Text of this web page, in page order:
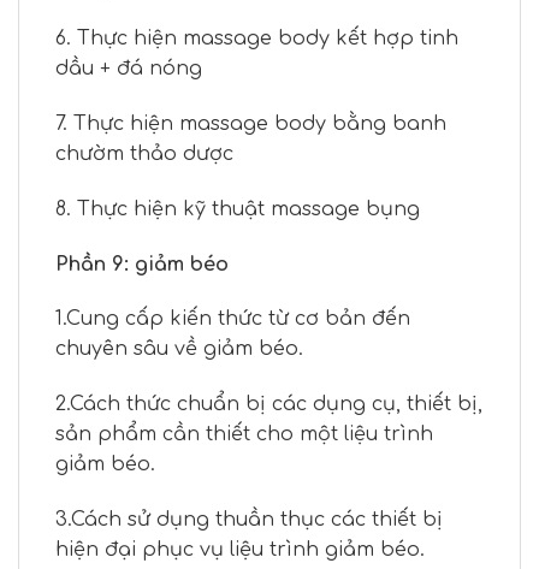
6. Thực hiện massage body kết hợp tinh
dầu + đá nóng
7. Thực hiện massage body bằng banh
chườm thảo dược
8. Thực hiện kỹ thuật massage bụng
Phần 9: giảm béo
1.Cung cấp kiến thức từ cơ bản đến
chuyên sâu về giảm béo.
2.Cách thức chuẩn bị các dụng cụ, thiết bị,
sản phẩm cần thiết cho một liệu trình
giảm béo.
3.Cách sử dụng thuần thục các thiết bị
hiện đại phục vụ liệu trình giảm béo.